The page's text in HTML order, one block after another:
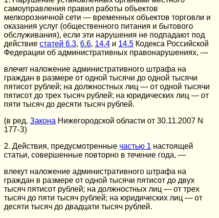
самоуправления правил работы объектов
мелкорозничной сети — временных объектов торговли и
оказания услуг (общественного питания и бытового
обслуживания), если эти нарушения не подпадают под
действие статей 6.3, 6.6, 14.4 и 14.5 Кодекса Российской
Федерации об административных правонарушениях, —
влечет наложение административного штрафа на
граждан в размере от одной тысячи до одной тысячи
пятисот рублей; на должностных лиц — от одной тысячи
пятисот до трех тысяч рублей; на юридических лиц — от
пяти тысяч до десяти тысяч рублей.
(в ред. Закона Нижегородской области от 30.11.2007 N
177-З)
2. Действия, предусмотренные частью 1 настоящей
статьи, совершенные повторно в течение года, —
влекут наложение административного штрафа на
граждан в размере от одной тысячи пятисот до двух
тысяч пятисот рублей; на должностных лиц — от трех
тысяч до пяти тысяч рублей; на юридических лиц — от
десяти тысяч до двадцати тысяч рублей.